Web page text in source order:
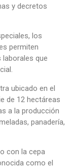
y decretos
los
permiten
que
ubicado en el
de 12 hectáreas
a la producción
panadería,
con la cepa
como el